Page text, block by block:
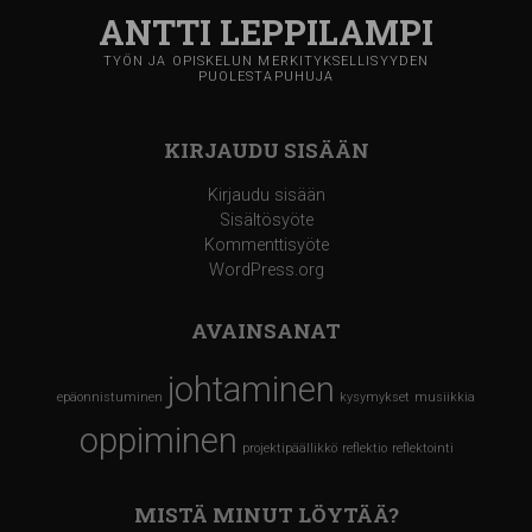
ANTTI LEPPILAMPI
TYÖN JA OPISKELUN MERKITYKSELLISYYDEN
PUOLESTAPUHUJA
KIRJAUDU SISÄÄN
Kirjaudu sisään
Sisältösyöte
Kommenttisyöte
WordPress.org
AVAINSANAT
epäonnistuminen johtaminen kysymykset musiikkia
oppiminen projektipäällikkö reflektio reflektointi
MISTÄ MINUT LÖYTÄÄ?